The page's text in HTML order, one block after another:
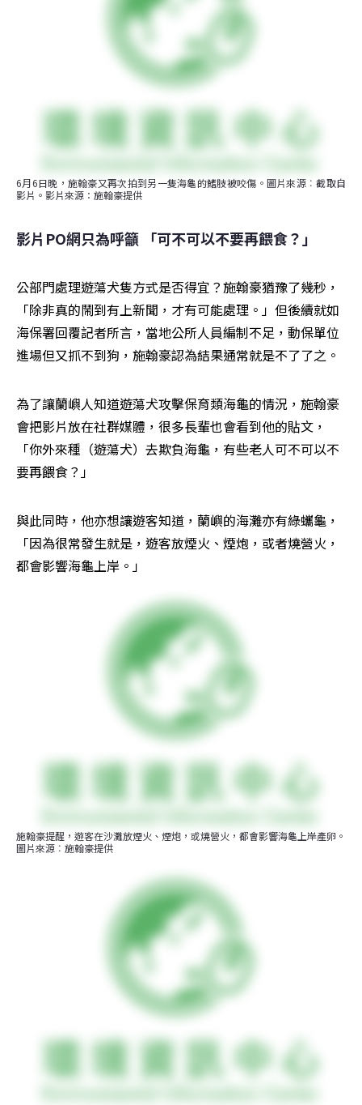
6月6日晚，施翰豪又再次拍到另一隻海龜的鰭肢被咬傷。圖片來源︰截取自
影片。影片來源：施翰豪提供
影片PO網只為呼籲 「可不可以不要再餵食？」
公部門處理遊蕩犬隻方式是否得宜？施翰豪猶豫了幾秒，
「除非真的鬧到有上新聞，才有可能處理。」但後續就如
海保署回覆記者所言，當地公所人員編制不足，動保單位
進場但又抓不到狗，施翰豪認為結果通常就是不了了之。
為了讓蘭嶼人知道遊蕩犬攻擊保育類海龜的情況，施翰豪
會把影片放在社群媒體，很多長輩也會看到他的貼文，
「你外來種（遊蕩犬）去欺負海龜，有些老人可不可以不
要再餵食？」
與此同時，他亦想讓遊客知道，蘭嶼的海灘亦有綠蠵龜，
「因為很常發生就是，遊客放煙火、煙炮，或者燒營火，
都會影響海龜上岸。」
施翰豪提醒，遊客在沙灘放煙火、煙炮，或燒營火，都會影響海龜上岸產卵。
圖片來源︰施翰豪提供